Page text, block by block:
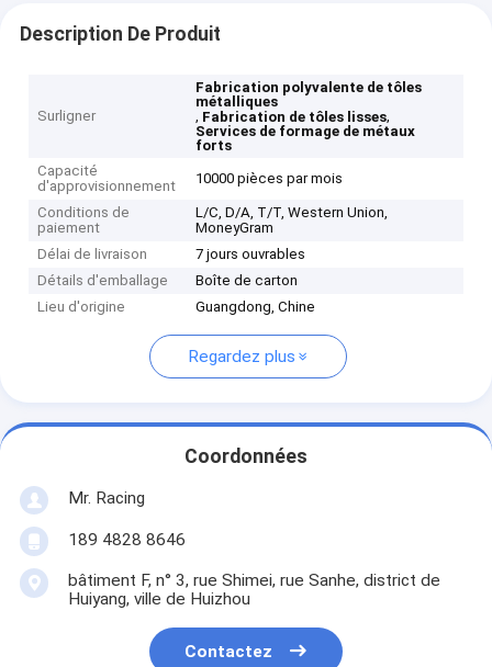
Description De Produit
Surligner
Fabrication polyvalente de tôles
métalliques
, Fabrication de tôles lisses,
Services de formage de métaux
forts
Capacité
d'approvisionnement
10000 pièces par mois
Conditions de
paiement
L/C, D/A, T/T, Western Union,
MoneyGram
Délai de livraison
7 jours ouvrables
Détails d'emballage
Boîte de carton
Lieu d'origine
Guangdong, Chine
Regardez plus
Coordonnées
Mr. Racing
189 4828 8646
bâtiment F, n° 3, rue Shimei, rue Sanhe, district de
Huiyang, ville de Huizhou
Contactez